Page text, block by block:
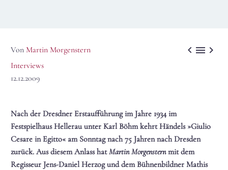
  
Von Martin Morgenstern
Interviews
12.12.2009
Nach der Dresdner Erstaufführung im Jahre 1934 im
Festspielhaus Hellerau unter Karl Böhm kehrt Händels »Giulio
Cesare in Egitto« am Sonntag nach 75 Jahren nach Dresden
zurück. Aus diesem Anlass hatMartin Morgensternmit dem
Regisseur Jens-Daniel Herzog und dem Bühnenbildner Mathis